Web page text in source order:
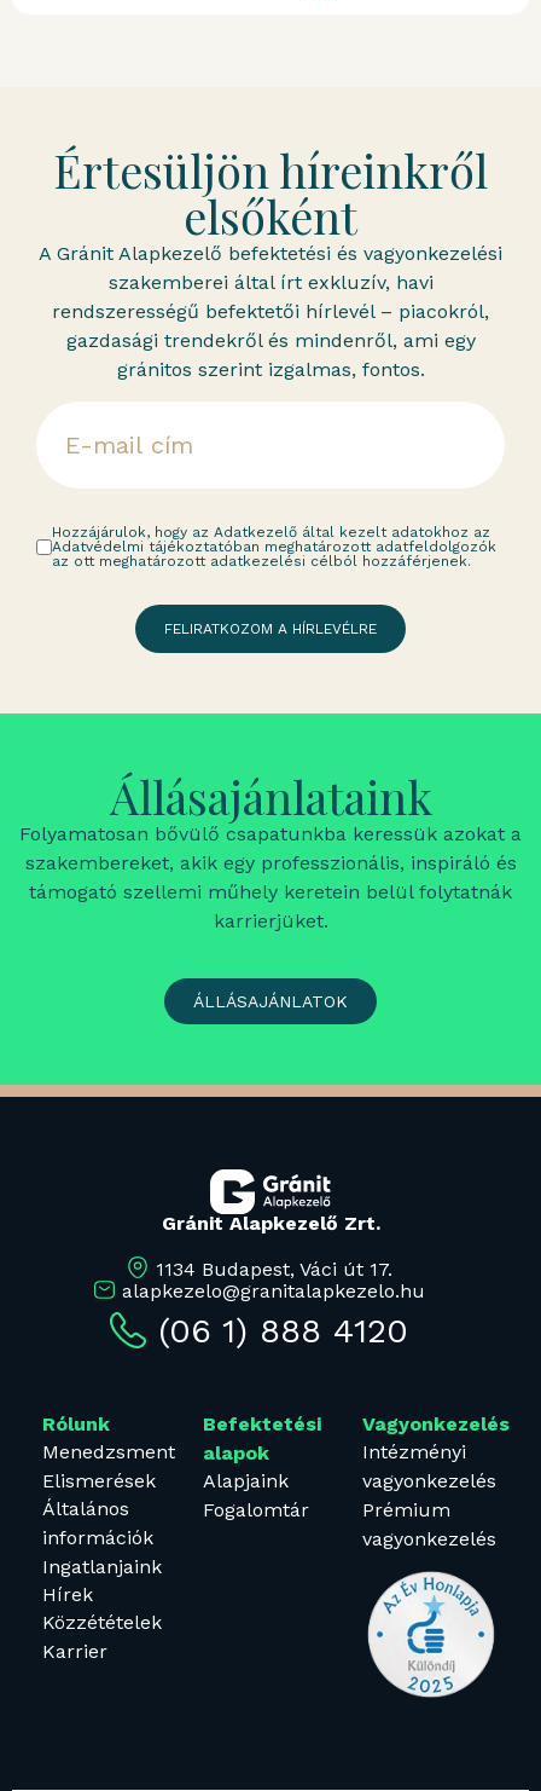
Értesüljön híreinkről
elsőként
A Gránit Alapkezelő befektetési és vagyonkezelési
szakemberei által írt exkluzív, havi
rendszerességű befektetői hírlevél – piacokról,
gazdasági trendekről és mindenről, ami egy
gránitos szerint izgalmas, fontos.
Hozzájárulok, hogy az Adatkezelő által kezelt adatokhoz az
Adatvédelmi tájékoztatóban meghatározott adatfeldolgozók
az ott meghatározott adatkezelési célból hozzáférjenek.
FELIRATKOZOM A HÍRLEVÉLRE
Állásajánlataink
Folyamatosan bővülő csapatunkba keressük azokat a
szakembereket, akik egy professzionális, inspiráló és
támogató szellemi műhely keretein belül folytatnák
karrierjüket.
ÁLLÁSAJÁNLATOK
Gránit Alapkezelő Zrt.
1134 Budapest, Váci út 17.
alapkezelo@granitalapkezelo.hu
(06 1) 888 4120
Rólunk
Menedzsment
Elismerések
Általános
információk
Ingatlanjaink
Hírek
Közzétételek
Karrier
Befektetési
alapok
Alapjaink
Fogalomtár
Vagyonkezelés
Intézményi
vagyonkezelés
Prémium
vagyonkezelés